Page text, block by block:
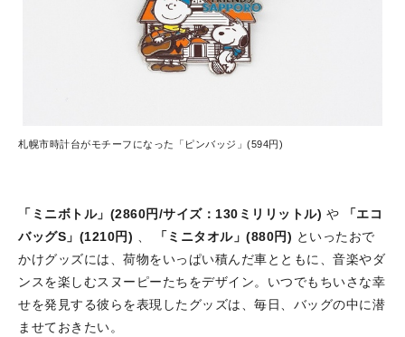
札幌市時計台がモチーフになった「ピンバッジ」(594円)
「ミニボトル」(2860円/サイズ：130ミリリットル) や
「エコ
バッグS」(1210円) 、 「ミニタオル」(880円) といったおで
かけグッズには、荷物をいっぱい積んだ車とともに、音楽やダ
ンスを楽しむスヌーピーたちをデザイン。いつでもちいさな幸
せを発見する彼らを表現したグッズは、毎日、バッグの中に潜
ませておきたい。